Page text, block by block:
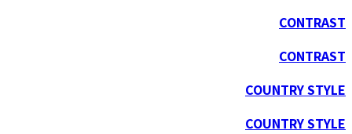
CONTRAST
CONTRAST
COUNTRY STYLE
COUNTRY STYLE